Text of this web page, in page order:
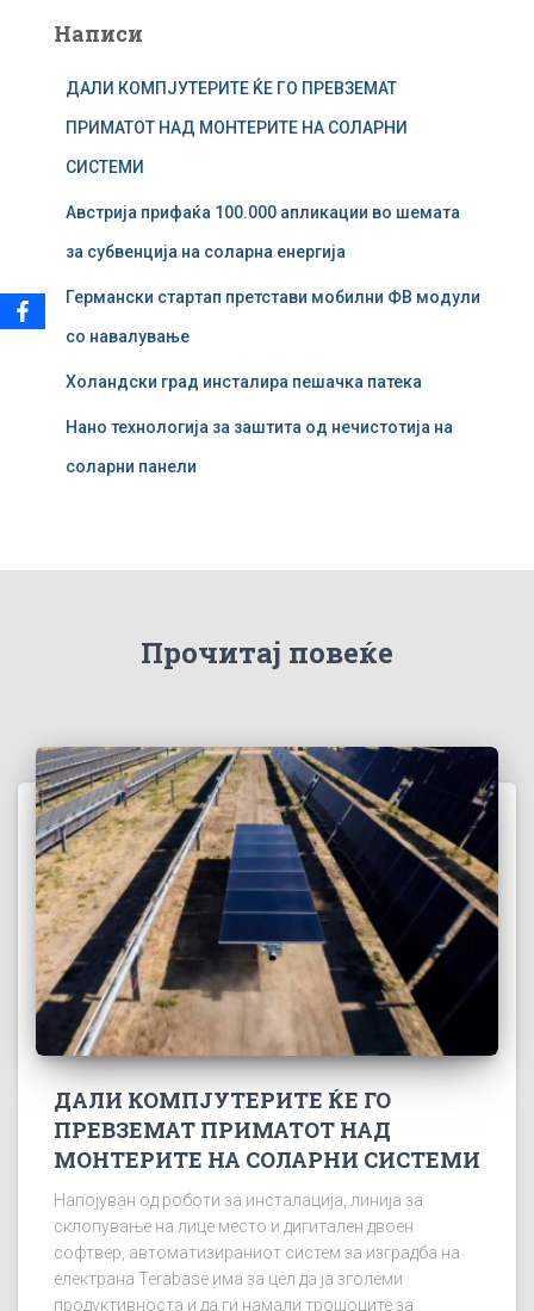
р
Написи
ДАЛИ КОМПЈУТЕРИТЕ ЌЕ ГО ПРЕВЗЕМАТ
ПРИМАТОТ НАД МОНТЕРИТЕ НА СОЛАРНИ
СИСТЕМИ
Австрија прифаќа 100.000 апликации во шемата
за субвенција на соларна енергија
Германски стартап претстави мобилни ФВ модули
со навалување
Холандски град инсталира пешачка патека
Нано технологија за заштита од нечистотија на
соларни панели
Прочитај повеќе
ДАЛИ КОМПЈУТЕРИТЕ ЌЕ ГО
ПРЕВЗЕМАТ ПРИМАТОТ НАД
МОНТЕРИТЕ НА СОЛАРНИ СИСТЕМИ
Напојуван од роботи за инсталација, линија за
склопување на лице место и дигитален двоен
софтвер, автоматизираниот систем за изградба на
електрана Terabase има за цел да ја зголеми
продуктивноста и да ги намали трошоците за